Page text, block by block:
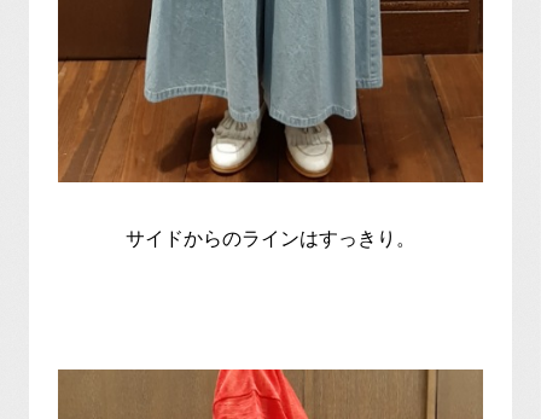
サイドからのラインはすっきり。